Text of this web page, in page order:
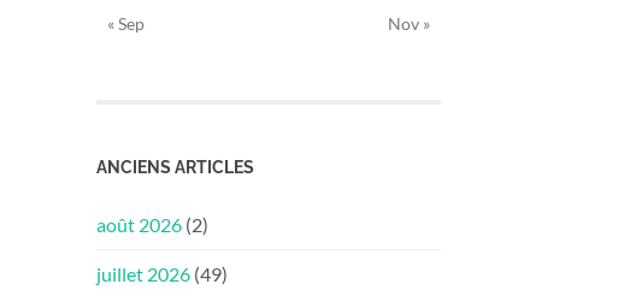
« Sep Nov »
ANCIENS ARTICLES
août 2026 (2)
juillet 2026 (49)